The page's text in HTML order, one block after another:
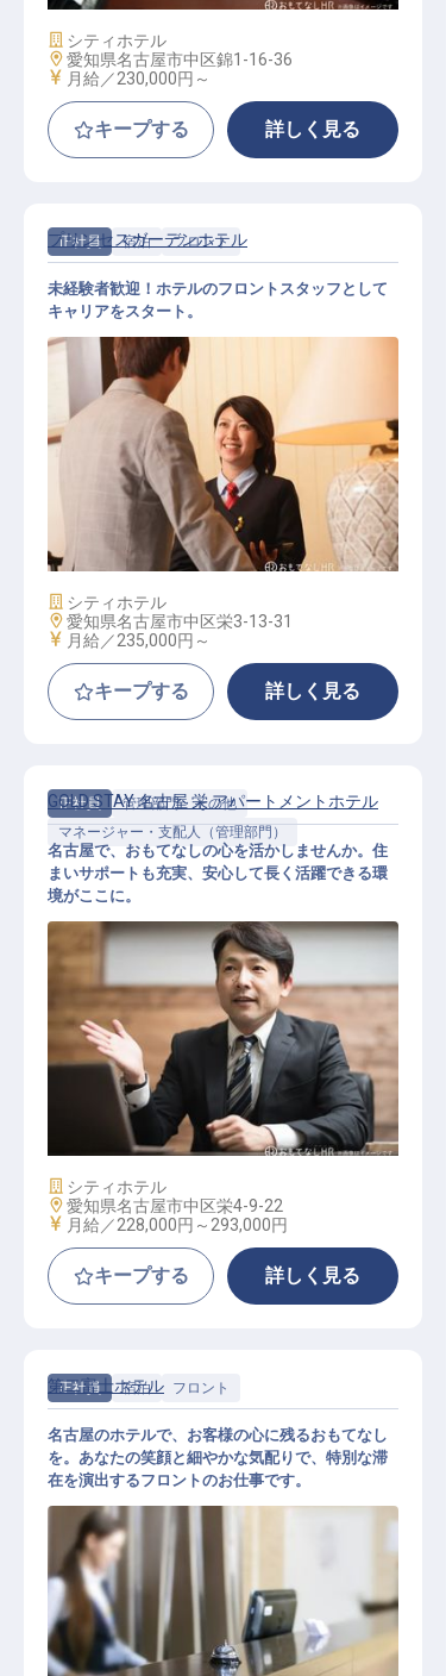
施設業態
シティホテル
勤務地
愛知県名古屋市中区錦1-16-36
給与
月給／230,000円～
キープする 詳しく見る
正社員 宿泊 フロント
フロントスタッフ
プリンセスガーデンホテル
未経験者歓迎！ホテルのフロントスタッフとして
キャリアをスタート。
施設業態
シティホテル
勤務地
愛知県名古屋市中区栄3-13-31
給与
月給／235,000円～
キープする 詳しく見る
正社員
管理部門・その他
マネージャー・支配人（管理部門）
ホテルマネージャー候補（正社員）
GOLD STAY 名古屋 栄 アパートメントホテル
名古屋で、おもてなしの心を活かしませんか。住
まいサポートも充実、安心して長く活躍できる環
境がここに。
施設業態
シティホテル
勤務地
愛知県名古屋市中区栄4-9-22
給与
月給／228,000円～ 293,000円
キープする 詳しく見る
正社員 宿泊 フロント
第二富士ホテル
名古屋のホテルで、お客様の心に残るおもてなし
を。あなたの笑顔と細やかな気配りで、特別な滞
在を演出するフロントのお仕事です。